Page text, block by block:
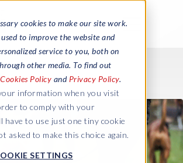
cookies to make our site work.
used to improve the website and
service to you, both on
other media. To find out
Cookies Policy and Privacy Policy.
information when you visit
to comply with your
have to use just one tiny cookie
asked to make this choice again.
SETTINGS